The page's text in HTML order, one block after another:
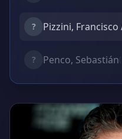
? Pizzini, Francisco
? Penco, Sebastián